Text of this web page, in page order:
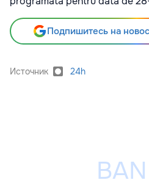
Подпишитесь на
Источник 24h